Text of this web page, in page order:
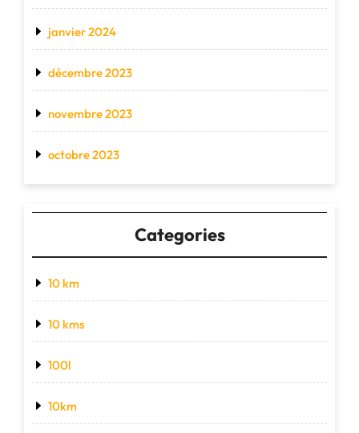
janvier 2024
décembre 2023
novembre 2023
octobre 2023
Categories
10 km
10 kms
100l
10km